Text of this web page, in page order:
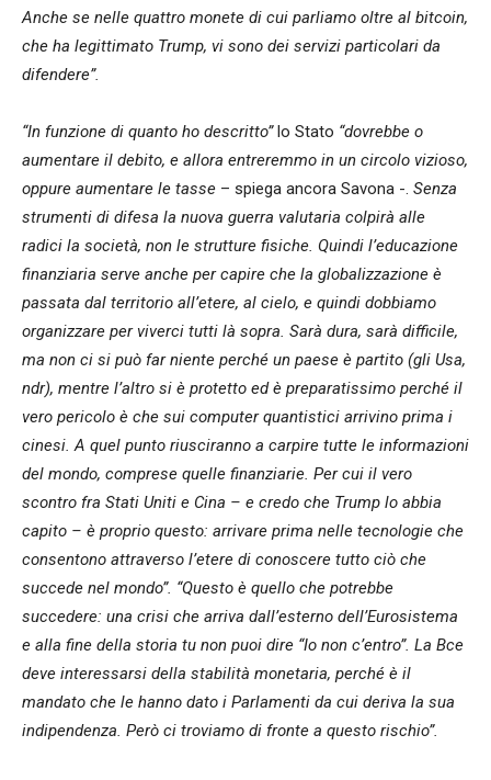
Anche se nelle quattro monete di cui parliamo oltre al bitcoin,
che ha legittimato Trump, vi sono dei servizi particolari da
difendere”.
“In funzione di quanto ho descritto”lo Stato “dovrebbe o
aumentare il debito, e allora entreremmo in un circolo vizioso,
oppure aumentare le tasse – spiega ancora Savona -. Senza
strumenti di difesa la nuova guerra valutaria colpirà alle
radici la società, non le strutture fisiche. Quindi l’educazione
finanziaria serve anche per capire che la globalizzazione è
passata dal territorio all’etere, al cielo, e quindi dobbiamo
organizzare per viverci tutti là sopra. Sarà dura, sarà difficile,
ma non ci si può far niente perché un paese è partito (gli Usa,
ndr), mentre l’altro si è protetto ed è preparatissimo perché il
vero pericolo è che sui computer quantistici arrivino prima i
cinesi. A quel punto riusciranno a carpire tutte le informazioni
del mondo, comprese quelle finanziarie. Per cui il vero
scontro fra Stati Uniti e Cina – e credo che Trump lo abbia
capito – è proprio questo: arrivare prima nelle tecnologie che
consentono attraverso l’etere di conoscere tutto ciò che
succede nel mondo”. “Questo è quello che potrebbe
succedere: una crisi che arriva dall’esterno dell’Eurosistema
e alla fine della storia tu non puoi dire “Io non c’entro”. La Bce
deve interessarsi della stabilità monetaria, perché è il
mandato che le hanno dato i Parlamenti da cui deriva la sua
indipendenza. Però ci troviamo di fronte a questo rischio”.